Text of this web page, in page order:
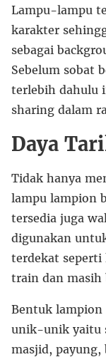
Lampu-lampu
karakter
sebagai
Sebelum sobat
terlebih dahulu
sharing dalam
Daya
Tidak hanya
lampu lampion
tersedia juga
digunakan
terdekat
train dan masih
Bentuk lampion
unik-unik yaitu
masjid,